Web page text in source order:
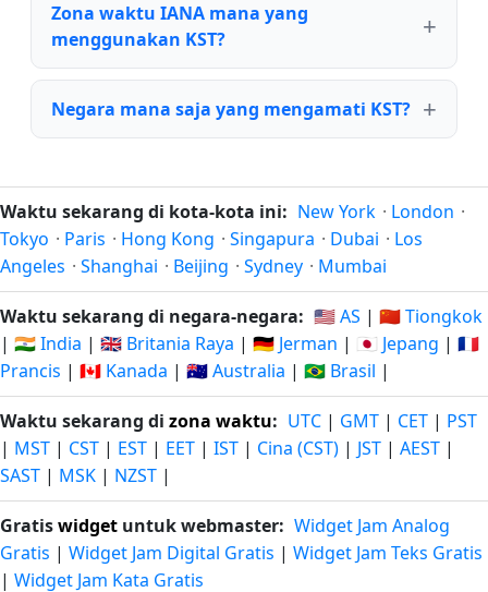
Zona waktu IANA mana yang
menggunakan KST?
Negara mana saja yang mengamati KST?
Waktu sekarang di kota-kota ini: New York · London ·
Tokyo · Paris · Hong Kong · Singapura · Dubai · Los
Angeles · Shanghai · Beijing · Sydney · Mumbai
Waktu sekarang di negara-negara: 🇺🇸 AS | 🇨🇳 Tiongkok
| 🇮🇳 India | 🇬🇧 Britania Raya | 🇩🇪 Jerman | 🇯🇵 Jepang | 🇫🇷
Prancis | 🇨🇦 Kanada | 🇦🇺 Australia | 🇧🇷 Brasil |
Waktu sekarang di zona waktu: UTC | GMT | CET | PST
| MST | CST | EST | EET | IST | Cina (CST) | JST | AEST |
SAST | MSK | NZST |
Gratiswidget untuk webmaster: Widget Jam Analog
Gratis | Widget Jam Digital Gratis | Widget Jam Teks Gratis
| Widget Jam Kata Gratis